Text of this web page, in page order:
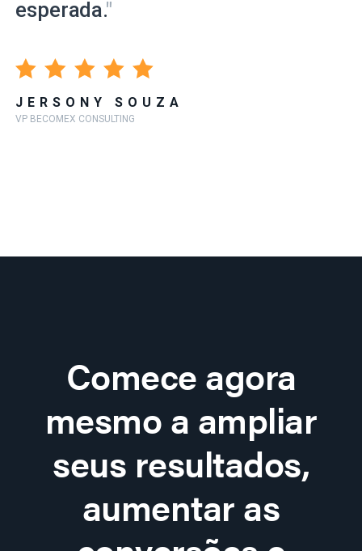
esperada."
JERSONY SOUZA
VP BECOMEX CONSULTING
Comece agora
mesmo a ampliar
seus resultados,
aumentar as